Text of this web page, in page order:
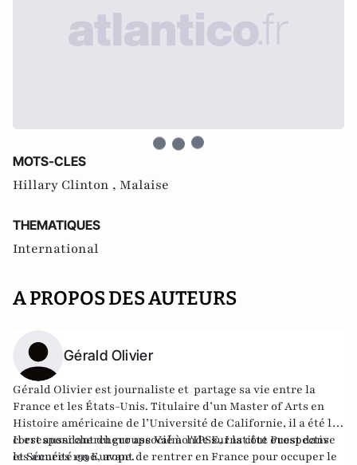
MOTS-CLES
Hillary Clinton , Malaise
THEMATIQUES
International
A PROPOS DES AUTEURS
Gérald Olivier
Gérald Olivier est journaliste et partage sa vie entre la
France et les États-Unis. Titulaire d’un Master of Arts en
Histoire américaine de l’Université de Californie, il a été le
correspondant du groupe Valmonde sur la côte ouest dans
les années 1990, avant de rentrer en France pour occuper le
Il est aussi chercheur associé à l'IPSE, Institut Prospective
et Sécurité en Europe.